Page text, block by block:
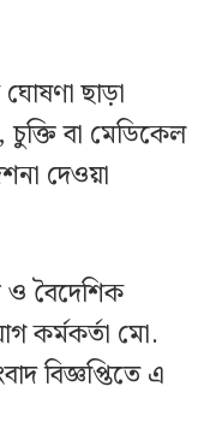
ছাড়া
বা মেডিকেল
দেওয়া
ও বৈদেশিক
কর্মকর্তা মো.
বিজ্ঞপ্তিতে এ